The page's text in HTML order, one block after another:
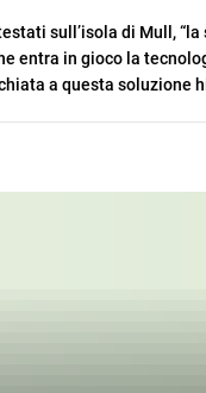
sull’isola di Mull,
entra in gioco la
a questa soluzione